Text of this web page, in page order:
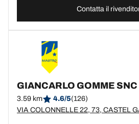
Contatta il
GIANCARLO GOMME
3.59 km 4.6/5(126)
VIA COLONNELLE 22, 73, CASTEL